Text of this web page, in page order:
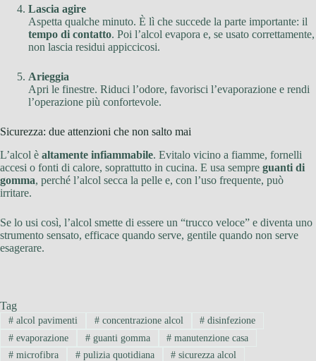
Lascia agire
Aspetta qualche minuto. È lì che succede la parte importante: il
tempo di contatto. Poi l’alcol evapora e, se usato correttamente,
non lascia residui appiccicosi.
Arieggia
Apri le finestre. Riduci l’odore, favorisci l’evaporazione e rendi
l’operazione più confortevole.
Sicurezza: due attenzioni che non salto mai
L’alcol è altamente infiammabile. Evitalo vicino a fiamme, fornelli
accesi o fonti di calore, soprattutto in cucina. E usa sempre guanti di
gomma, perché l’alcol secca la pelle e, con l’uso frequente, può
irritare.
Se lo usi così, l’alcol smette di essere un “trucco veloce” e diventa uno
strumento sensato, efficace quando serve, gentile quando non serve
esagerare.
Tag
#alcol pavimenti #concentrazione alcol # disinfezione
#evaporazione #guanti gomma # manutenzione casa
#microfibra #pulizia quotidiana # sicurezza alcol